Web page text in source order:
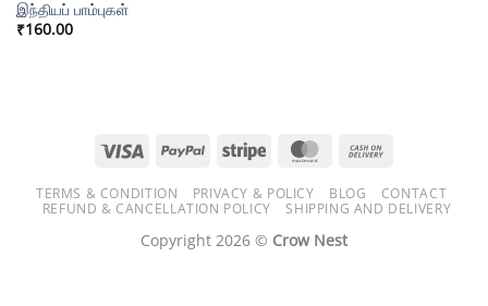
இந்தியப் பாம்புகள்
₹160.00
Visa PayPal Stripe MasterCard
Delivery
TERMS & CONDITION PRIVACY & POLICY BLOG
CONTACT
REFUND & CANCELLATION POLICY
SHIPPING AND DELIVERY
Copyright 2026 © Crow Nest